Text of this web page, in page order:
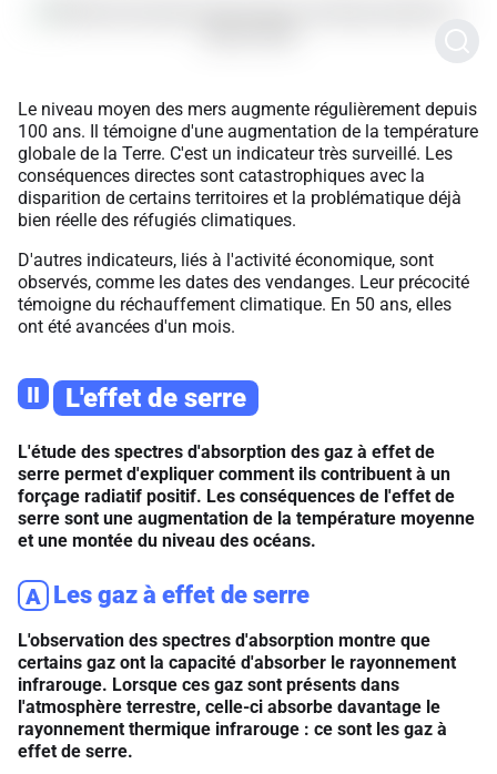
Le niveau moyen des mers augmente régulièrement depuis
100 ans. Il témoigne d'une augmentation de la température
globale de la Terre. C'est un indicateur très surveillé. Les
conséquences directes sont catastrophiques avec la
disparition de certains territoires et la problématique déjà
bien réelle des réfugiés climatiques.
D'autres indicateurs, liés à l'activité économique, sont
observés, comme les dates des vendanges. Leur précocité
témoigne du réchauffement climatique. En 50 ans, elles
ont été avancées d'un mois.
II L'effet de serre
L'étude des spectres d'absorption des gaz à effet de
serre permet d'expliquer comment ils contribuent à un
forçage radiatif positif. Les conséquences de l'effet de
serre sont une augmentation de la température moyenne
et une montée du niveau des océans.
A Les gaz à effet de serre
L'observation des spectres d'absorption montre que
certains gaz ont la capacité d'absorber le rayonnement
infrarouge. Lorsque ces gaz sont présents dans
l'atmosphère terrestre, celle-ci absorbe davantage le
rayonnement thermique infrarouge : ce sont les gaz à
effet de serre.